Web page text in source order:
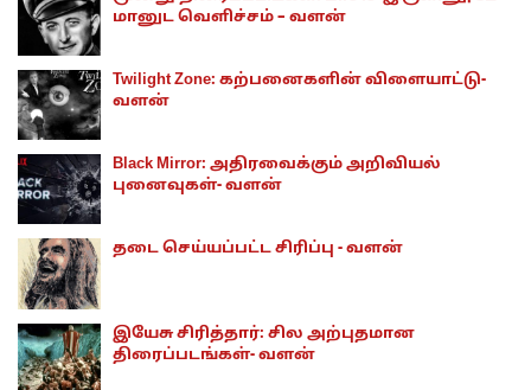
மானுட வெளிச்சம் – வளன்
Twilight Zone: கற்பனைகளின் விளையாட்டு-
வளன்
Black Mirror: அதிரவைக்கும் அறிவியல்
புனைவுகள்- வளன்
தடை செய்யப்பட்ட சிரிப்பு - வளன்
இயேசு சிரித்தார்: சில அற்புதமான
திரைப்படங்கள்- வளன்